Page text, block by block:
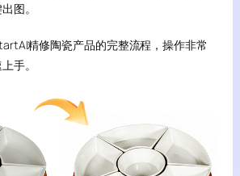
图。
精修陶瓷产品的完整流程，操作非常
手。